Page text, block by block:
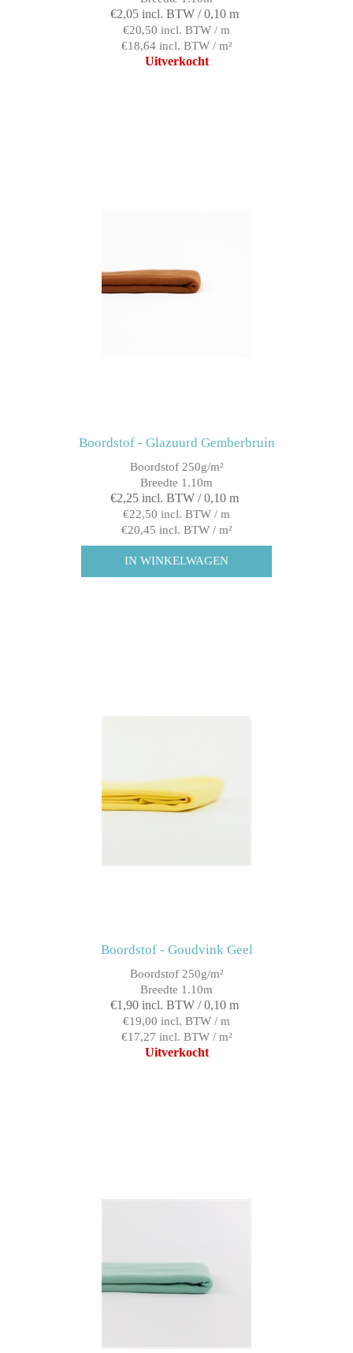
€2,05 incl. BTW / 0,10 m
€20,50 incl. BTW / m
€18,64 incl. BTW / m²
Uitverkocht
Boordstof - Glazuurd Gemberbruin
Boordstof 250g/m²
Breedte 1.10m
€2,25 incl. BTW / 0,10 m
€22,50 incl. BTW / m
€20,45 incl. BTW / m²
Boordstof - Goudvink Geel
Boordstof 250g/m²
Breedte 1.10m
€1,90 incl. BTW / 0,10 m
€19,00 incl. BTW / m
€17,27 incl. BTW / m²
Uitverkocht